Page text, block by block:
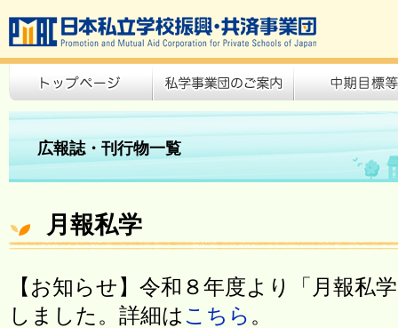
広報誌・刊行物一覧
月報私学
【お知らせ】令和８年度より「月報私
しました。詳細はこちら 。